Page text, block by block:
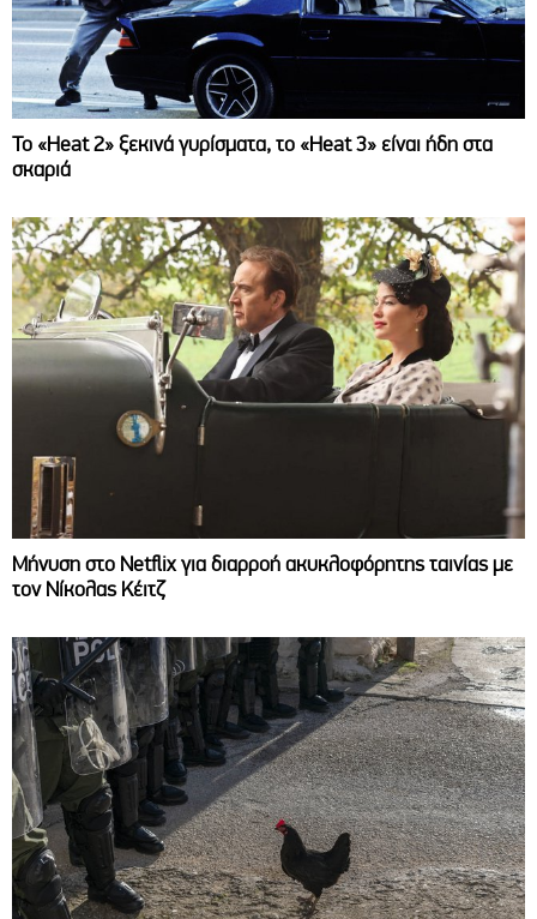
Το «Heat 2» ξεκινά γυρίσματα, το «Heat 3» είναι ήδη στα
σκαριά
Μήνυση στο Netflix για διαρροή ακυκλοφόρητης ταινίας με
τον Νίκολας Κέιτζ